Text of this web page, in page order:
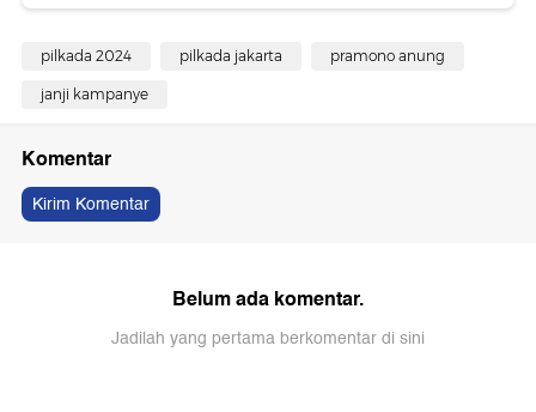
pilkada 2024 pilkada jakarta pramono anung
janji kampanye
Komentar
Kirim Komentar
Belum ada komentar.
Jadilah yang pertama berkomentar di sini